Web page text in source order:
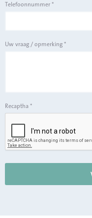
Telefoonnummer*
Uw vraag / opmerking*
Recaptha *